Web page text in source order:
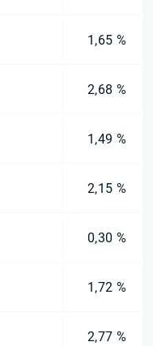
1,65 %
2,68 %
1,49 %
2,15 %
0,30 %
1,72 %
2,77 %